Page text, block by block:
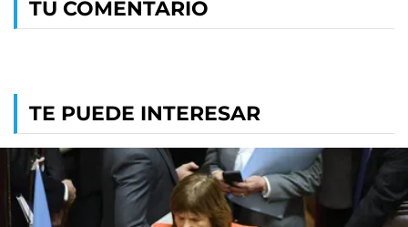
TU COMENTARIO
TE PUEDE INTERESAR